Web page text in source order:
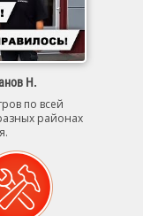
Н.
по всей
районах